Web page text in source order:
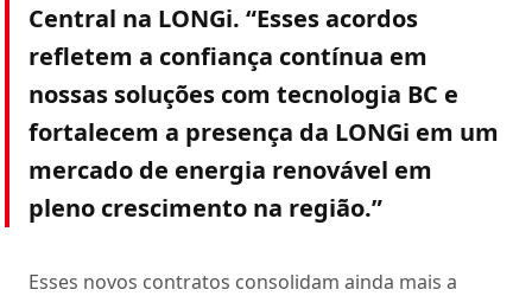
Central na LONGi. “Esses acordos
refletem a confiança contínua em
nossas soluções com tecnologia BC e
fortalecem a presença da LONGi em um
mercado de energia renovável em
pleno crescimento na região.”
Esses novos contratos consolidam ainda mais a